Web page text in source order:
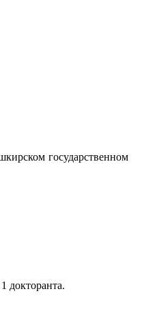
государственном
докторанта.